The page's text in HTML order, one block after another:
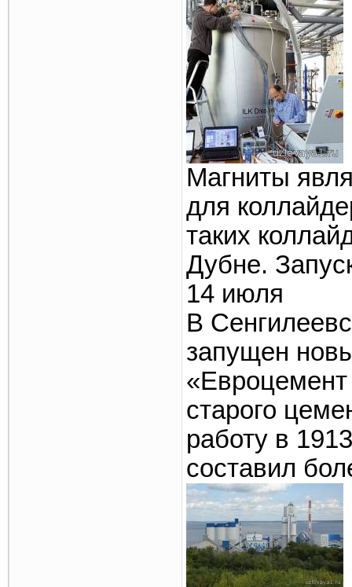
Магниты
для
таких
Дубне.
14 июля
В
запущен
«Евроцемент
старого
работу в
составил